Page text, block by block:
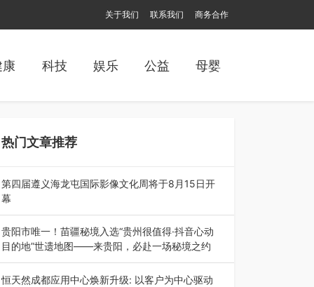
关于我们 联系我们 商务合作
科技 娱乐 公益 母婴
热门文章推荐
第四届遵义海龙屯国际影像文化周将于8月15日开
幕
8月7日，第四届遵义海龙屯国际影像文化周媒体
通气会在世界文化遗产地海龙屯核心景区…
贵阳市唯一！苗疆秘境入选“贵州很值得·抖音心动
目的地”世遗地图——来贵阳，必赴一场秘境之约
2026年7月21日，2026年“贵州很值得”暨抖音“心
动目的地”（贵州站）主题…
恒天然成都应用中心焕新升级: 以客户为中心驱动